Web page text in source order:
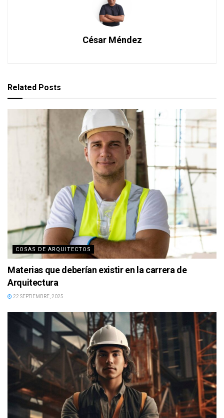
César Méndez
Related Posts
COSAS DE ARQUITECTOS
Materias que deberían existir en la carrera de
Arquitectura
22 SEPTIEMBRE, 2025